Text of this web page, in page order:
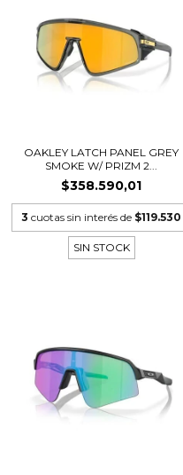
OAKLEY LATCH PANEL GREY
SMOKE W/ PRIZM 2...
$358.590,01
3 cuotas sin interés de $119.530
SIN STOCK